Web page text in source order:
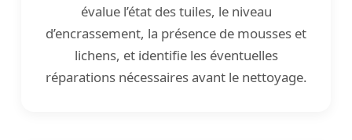
évalue l’état des tuiles, le niveau
d’encrassement, la présence de mousses et
lichens, et identifie les éventuelles
réparations nécessaires avant le nettoyage.